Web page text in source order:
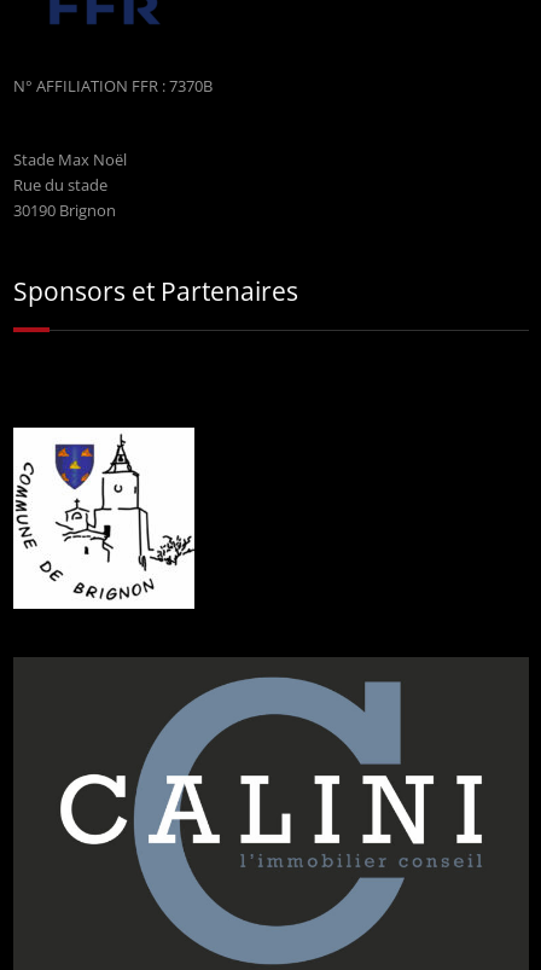
N° AFFILIATION FFR : 7370B
Stade Max Noël
Rue du stade
30190 Brignon
Sponsors et Partenaires